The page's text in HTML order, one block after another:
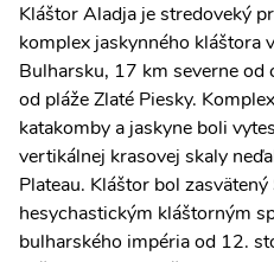
Kláštor Aladja je stredoveký
komplex jaskynného kláštora
Bulharsku, 17 km severne od
od pláže Zlaté Piesky.
katakomby a jaskyne boli
vertikálnej krasovej skaly
Plateau. Kláštor bol
hesychastickým kláštorným
bulharského impéria od 12.